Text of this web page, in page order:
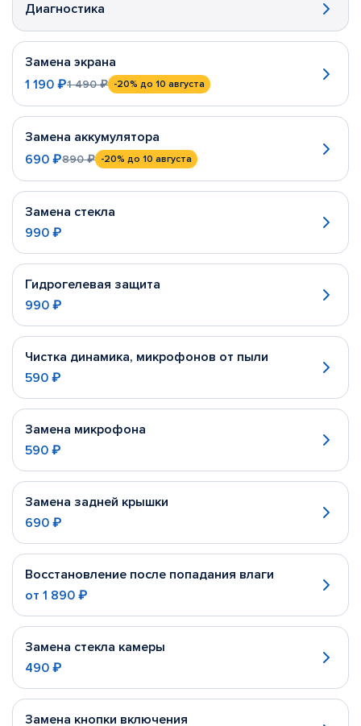
Диагностика
Замена экрана
1 190 ₽1 490 ₽ -20% до 10 августа
Замена аккумулятора
690 ₽890 ₽ -20% до 10 августа
Замена стекла
990 ₽
Гидрогелевая защита
990 ₽
Чистка динамика, микрофонов от пыли
590 ₽
Замена микрофона
590 ₽
Замена задней крышки
690 ₽
Восстановление после попадания влаги
от 1 890 ₽
Замена стекла камеры
490 ₽
Замена кнопки включения